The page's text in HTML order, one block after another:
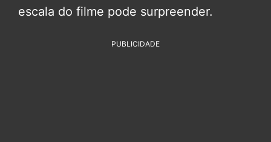
escala do filme pode surpreender.
PUBLICIDADE